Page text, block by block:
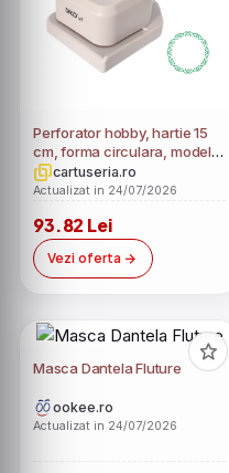
Perforator hobby, hartie 15
cm, forma circulara, model
dantela macrame
cartuseria.ro
Actualizat in 24/07/2026
93.82 Lei
Vezi oferta
Masca Dantela Fluture
ookee.ro
Actualizat in 24/07/2026